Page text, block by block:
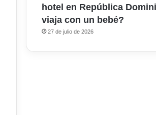
hotel en República
viaja con un bebé?
27 de julio de 2026